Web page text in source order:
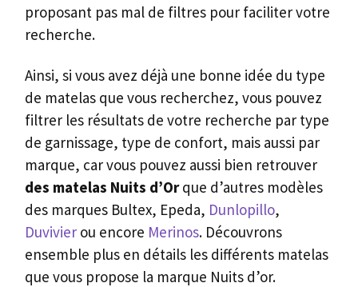
proposant pas mal de filtres pour faciliter votre
recherche.
Ainsi, si vous avez déjà une bonne idée du type
de matelas que vous recherchez, vous pouvez
filtrer les résultats de votre recherche par type
de garnissage, type de confort, mais aussi par
marque, car vous pouvez aussi bien retrouver
des matelas Nuits d’Orque d’autres modèles
des marques Bultex, Epeda, Dunlopillo,
Duvivier ou encore Merinos. Découvrons
ensemble plus en détails les différents matelas
que vous propose la marque Nuits d’or.